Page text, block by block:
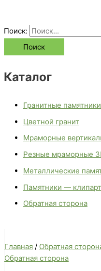
Поиск:
Каталог
Гранитные памятники
Цветной гранит
Мраморные
Резные мраморные
Металлические
Памятники —
Обратная сторона
Главная / Обратная
Обратная сторона